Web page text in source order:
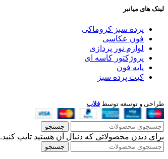
لینک های میانبر
پرده سبز کروماکی
فون عکاسی
لوازم نور پردازی
پروژکتور کاسه ای
پایه فون
کیت پرده سبز
طراحی و توسعه توسط قلاب
جستجو
برای دیدن محصولاتی که دنبال آن هستید تایپ کنید.
جستجو